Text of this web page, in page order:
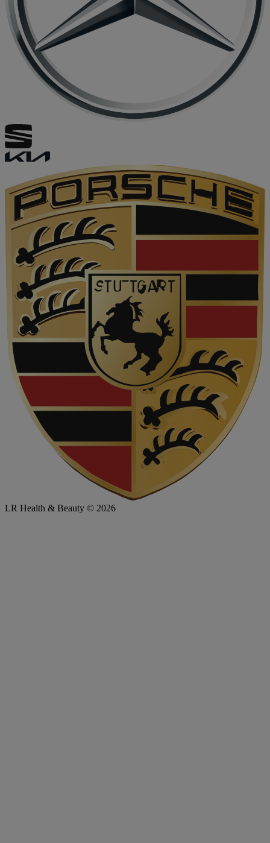
LR Health & Beauty © 2026